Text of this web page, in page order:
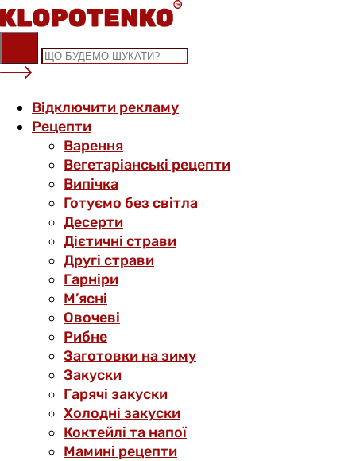
Skip
to
content
Відключити рекламу
Рецепти
Варення
Вегетаріанські рецепти
Випічка
Готуємо без світла
Десерти
Дієтичні страви
Другі страви
Гарніри
М’ясні
Овочеві
Рибне
Заготовки на зиму
Закуски
Гарячі закуски
Холодні закуски
Коктейлі та напої
Мамині рецепти